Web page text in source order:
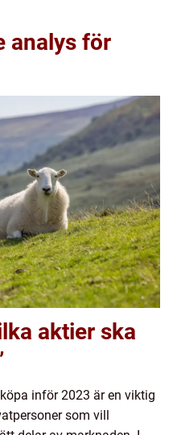
analys för
aktier ska
inför 2023 är en viktig
som vill